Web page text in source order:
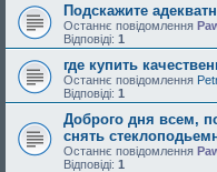
Подскажите
Останнє повідомлення
Відповіді: 1
где купить
Останнє повідомлення
Відповіді: 1
Доброго дня всем,
снять
Останнє повідомлення
Відповіді: 1